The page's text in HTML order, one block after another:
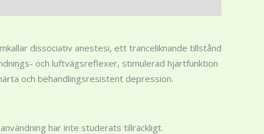
dissociativ anestesi, ett tranceliknande tillstånd
och luftvägsreflexer, stimulerad hjärtfunktion
och behandlingsresistent depression.
har inte studerats tillräckligt.